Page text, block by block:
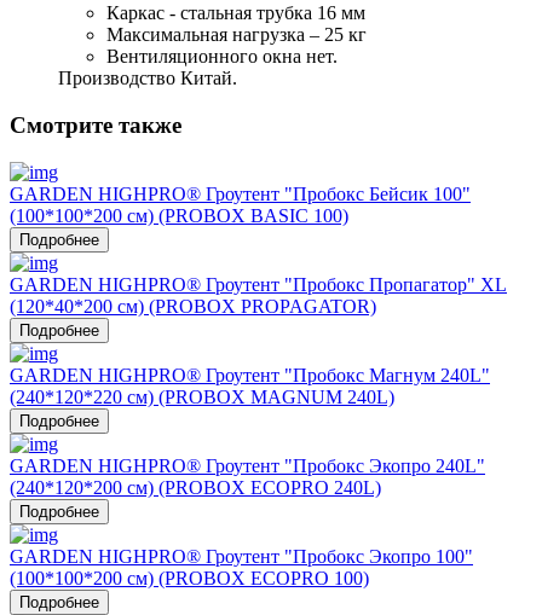
Каркас - стальная трубка 16 мм
Максимальная нагрузка – 25 кг
Вентиляционного окна нет.
Производство Китай.
Смотрите также
GARDEN HIGHPRO® Гроутент "Пробокс Бейсик 100"
(100*100*200 см) (PROBOX BASIC 100)
Подробнее
GARDEN HIGHPRO® Гроутент "Пробокс Пропагатор" XL
(120*40*200 см) (PROBOX PROPAGATOR)
Подробнее
GARDEN HIGHPRO® Гроутент "Пробокс Магнум 240L"
(240*120*220 см) (PROBOX MAGNUM 240L)
Подробнее
GARDEN HIGHPRO® Гроутент "Пробокс Экопро 240L"
(240*120*200 см) (PROBOX ECOPRO 240L)
Подробнее
GARDEN HIGHPRO® Гроутент "Пробокс Экопро 100"
(100*100*200 см) (PROBOX ECOPRO 100)
Подробнее